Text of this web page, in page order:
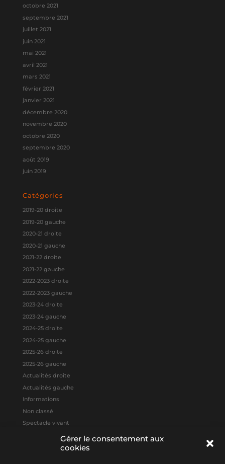
Gérer le consentement aux
cookies
octobre 2021
septembre 2021
juillet 2021
juin 2021
mai 2021
avril 2021
mars 2021
février 2021
janvier 2021
décembre 2020
novembre 2020
octobre 2020
septembre 2020
août 2019
juin 2019
Catégories
2019-20 droite
2019-20 gauche
2020-21 droite
2020-21 gauche
2021-22 droite
2021-22 gauche
2022-2023 droite
2022-2023 gauche
2023-24 droite
2023-24 gauche
2024-25 droite
2024-25 gauche
2025-26 droite
2025-26 gauche
Actualités droite
Actualités gauche
Informations
Non classé
Spectacle vivant